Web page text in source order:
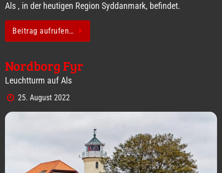
Als , in der heutigen Region Syddanmark, befindet.
Beitrag aufrufen…
Nordborg Fyr
Leuchtturm auf Als
25. August 2022